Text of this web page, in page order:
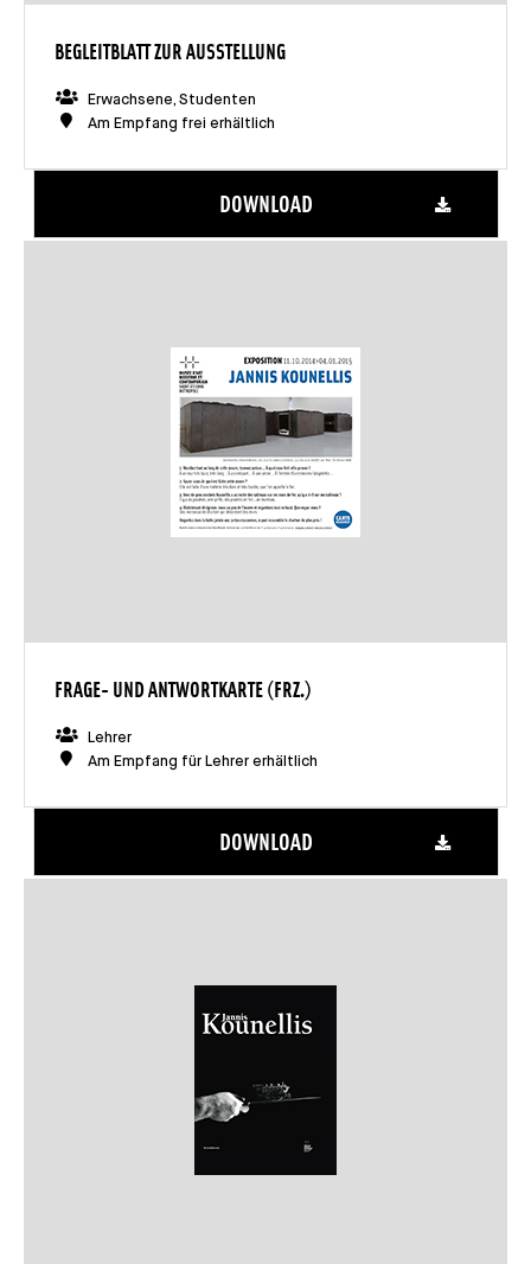
BEGLEITBLATT ZUR AUSSTELLUNG
Erwachsene, Studenten
Am Empfang frei erhältlich
DOWNLOAD
FRAGE- UND ANTWORTKARTE (FRZ.)
Lehrer
Am Empfang für Lehrer erhältlich
DOWNLOAD